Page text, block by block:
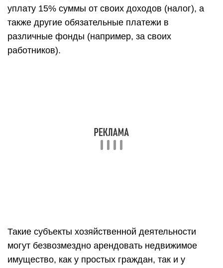
уплату 15% суммы от своих доходов (налог), а
также другие обязательные платежи в
различные фонды (например, за своих
работников).
Такие субъекты хозяйственной деятельности
могут безвозмездно арендовать недвижимое
имущество, как у простых граждан, так и у